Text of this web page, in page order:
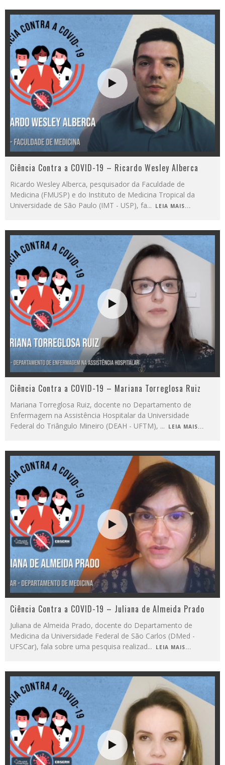
Ciência Contra a COVID-19 – Ricardo Wesley Alberca
Ricardo Wesley Alberca, pesquisador da Faculdade de
Medicina (FMUSP) e do Instituto de Medicina Tropical da
Universidade de São Paulo (IMT - USP), fa... LEIA MAIS...
Ciência Contra a COVID-19 – Mariana Torreglosa Ruiz
Mariana Torreglosa Ruiz, docente no Departamento de
Enfermagem na Assistência Hospitalar da Universidade
Federal do Triângulo Mineiro (DEAH - UFTM), ... LEIA MAIS...
Ciência Contra a COVID-19 – Juliana de Almeida Prado
Juliana de Almeida Prado, docente do Departamento de
Medicina da Universidade Federal de São Carlos (DMed -
UFSCar), fala sobre uma pesquisa realizad... LEIA MAIS...